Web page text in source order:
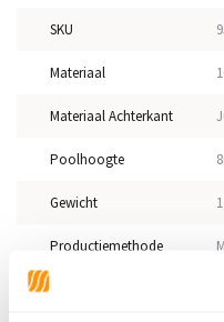
SKU
Materiaal
Materiaal Achterkant
Poolhoogte
Gewicht
Productiemethode